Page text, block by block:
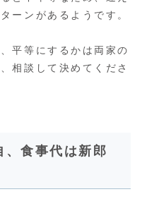
ーンがあるようです。
平等にするかは両家の
相談して決めてくださ
、食事代は新郎